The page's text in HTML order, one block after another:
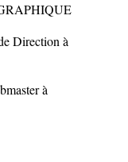
Direction à
à